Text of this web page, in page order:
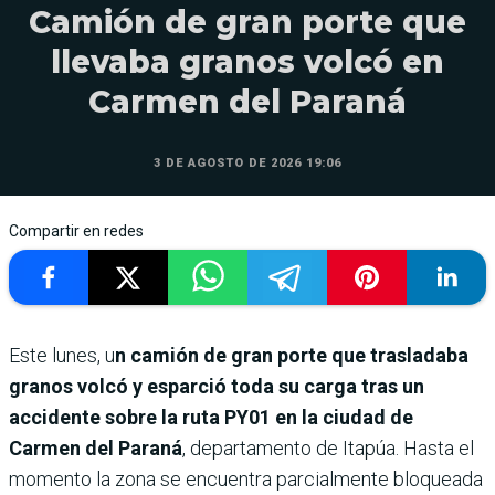
Camión de gran porte que
llevaba granos volcó en
Carmen del Paraná
3 DE AGOSTO DE 2026 19:06
Compartir en redes
Este lunes, un camión de gran porte que trasladaba
granos volcó y esparció toda su carga tras un
accidente sobre la ruta PY01 en la ciudad de
Carmen del Paraná, departamento de Itapúa. Hasta el
momento la zona se encuentra parcialmente bloqueada